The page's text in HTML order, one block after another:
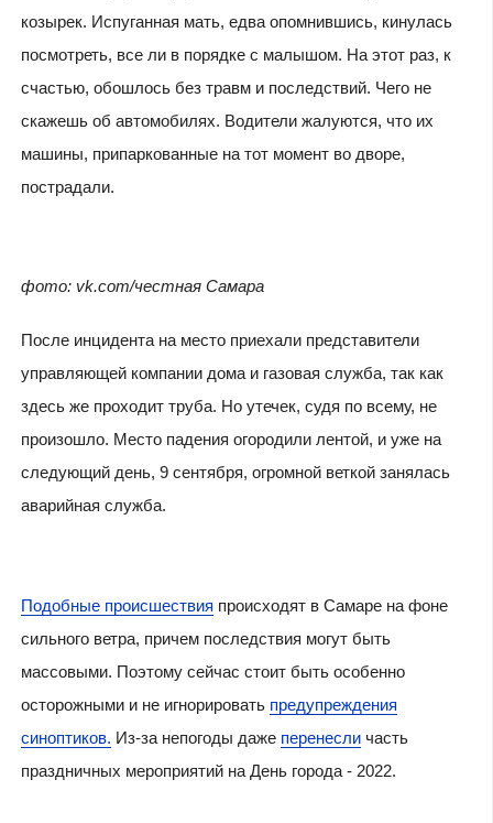
козырек. Испуганная мать, едва опомнившись, кинулась
посмотреть, все ли в порядке с малышом. На этот раз, к
счастью, обошлось без травм и последствий. Чего не
скажешь об автомобилях. Водители жалуются, что их
машины, припаркованные на тот момент во дворе,
пострадали.
фото: vk.com/честная Самара
После инцидента на место приехали представители
управляющей компании дома и газовая служба, так как
здесь же проходит труба. Но утечек, судя по всему, не
произошло. Место падения огородили лентой, и уже на
следующий день, 9 сентября, огромной веткой занялась
аварийная служба.
Подобные происшествия происходят в Самаре на фоне
сильного ветра, причем последствия могут быть
массовыми. Поэтому сейчас стоит быть особенно
осторожными и не игнорировать предупреждения
синоптиков. Из-за непогоды даже перенесличасть
праздничных мероприятий на День города - 2022.